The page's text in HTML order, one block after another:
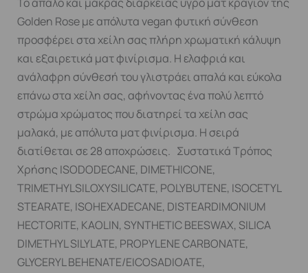
Golden Rose με απόλυτα vegan φυτική σύνθεση
προσφέρει στα χείλη σας πλήρη χρωματική κάλυψη
και εξαιρετικά ματ φινίρισμα. Η ελαφριά και
ανάλαφρη σύνθεσή του γλιστράει απαλά και εύκολα
επάνω στα χείλη σας, αφήνοντας ένα πολύ λεπτό
στρώμα χρώματος που διατηρεί τα χείλη σας
μαλακά, με απόλυτα ματ φινίρισμα. Η σειρά
διατίθεται σε 28 αποχρώσεις. Συστατικά Τρόπος
Χρήσης ISODODECANE, DIMETHICONE,
TRIMETHYLSILOXYSILICATE, POLYBUTENE, ISOCETYL
STEARATE, ISOHEXADECANE, DISTEARDIMONIUM
HECTORITE, KAOLIN, SYNTHETIC BEESWAX, SILICA
DIMETHYL SILYLATE, PROPYLENE CARBONATE,
GLYCERYL BEHENATE/EICOSADIOATE,